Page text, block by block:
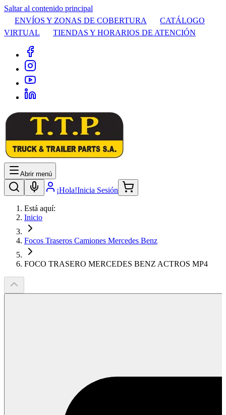
Saltar al contenido principal
ENVÍOS Y ZONAS DE COBERTURA
CATÁLOGO
VIRTUAL
TIENDAS Y HORARIOS DE ATENCIÓN
Abrir menú
¡Hola!Inicia Sesión
Está aquí:
Inicio
Focos Traseros Camiones Mercedes Benz
FOCO TRASERO MERCEDES BENZ ACTROS MP4